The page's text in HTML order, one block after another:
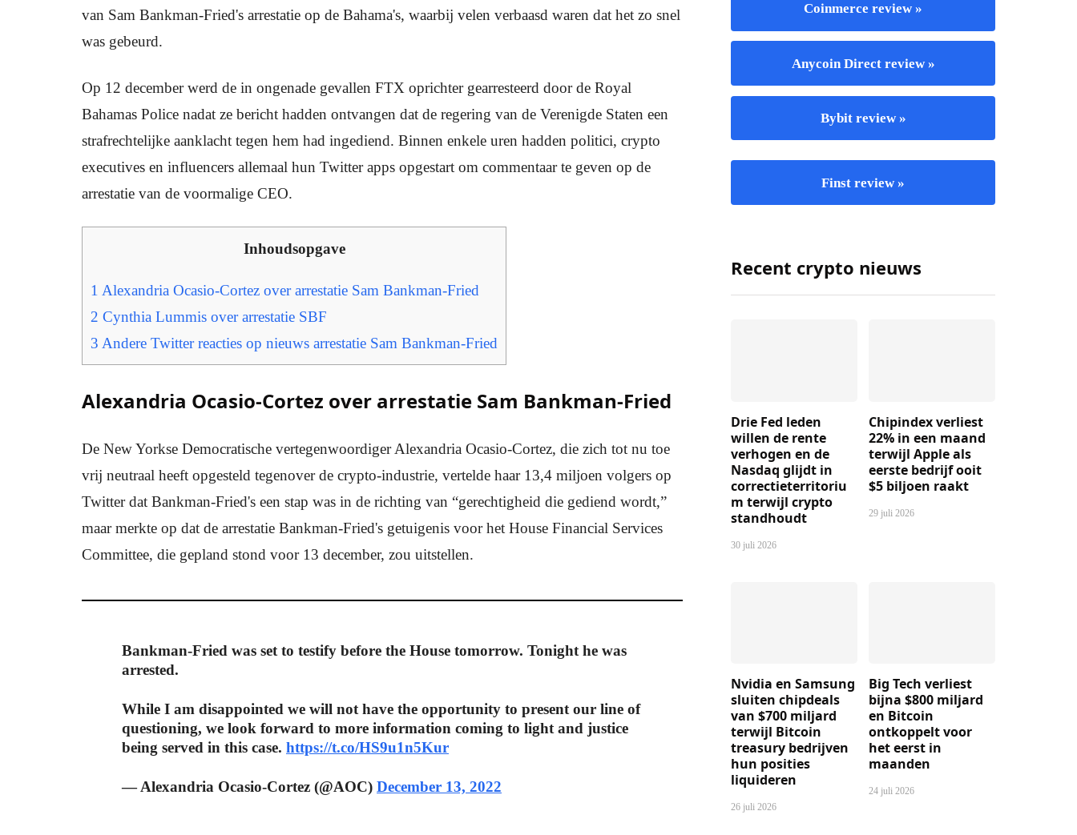
van Sam Bankman-Fried's arrestatie op de Bahama's, waarbij velen verbaasd waren dat het zo snel
was gebeurd.
Op 12 december werd de in ongenade gevallen FTX oprichter gearresteerd door de Royal
Bahamas Police nadat ze bericht hadden ontvangen dat de regering van de Verenigde Staten een
strafrechtelijke aanklacht tegen hem had ingediend. Binnen enkele uren hadden politici, crypto
executives en influencers allemaal hun Twitter apps opgestart om commentaar te geven op de
arrestatie van de voormalige CEO.
Inhoudsopgave
1 Alexandria Ocasio-Cortez over arrestatie Sam Bankman-Fried
2 Cynthia Lummis over arrestatie SBF
3 Andere Twitter reacties op nieuws arrestatie Sam Bankman-Fried
Alexandria Ocasio-Cortez over arrestatie Sam Bankman-Fried
De New Yorkse Democratische vertegenwoordiger Alexandria Ocasio-Cortez, die zich tot nu toe
vrij neutraal heeft opgesteld tegenover de crypto-industrie, vertelde haar 13,4 miljoen volgers op
Twitter dat Bankman-Fried's een stap was in de richting van “gerechtigheid die gediend wordt,”
maar merkte op dat de arrestatie Bankman-Fried's getuigenis voor het House Financial Services
Committee, die gepland stond voor 13 december, zou uitstellen.
Bankman-Fried was set to testify before the House tomorrow. Tonight he was
arrested.
While I am disappointed we will not have the opportunity to present our line of
questioning, we look forward to more information coming to light and justice
being served in this case. https://t.co/HS9u1n5Kur
— Alexandria Ocasio-Cortez (@AOC) December 13, 2022
Coinmerce review »
Anycoin Direct review »
Bybit review »
Finst review »
Recent crypto nieuws
Drie Fed leden
willen de rente
verhogen en de
Nasdaq glijdt in
correctieterritoriu
m terwijl crypto
standhoudt
30 juli 2026
Chipindex verliest
22% in een maand
terwijl Apple als
eerste bedrijf ooit
$5 biljoen raakt
29 juli 2026
Nvidia en Samsung
sluiten chipdeals
van $700 miljard
terwijl Bitcoin
treasury bedrijven
hun posities
liquideren
26 juli 2026
Big Tech verliest
bijna $800 miljard
en Bitcoin
ontkoppelt voor
het eerst in
maanden
24 juli 2026